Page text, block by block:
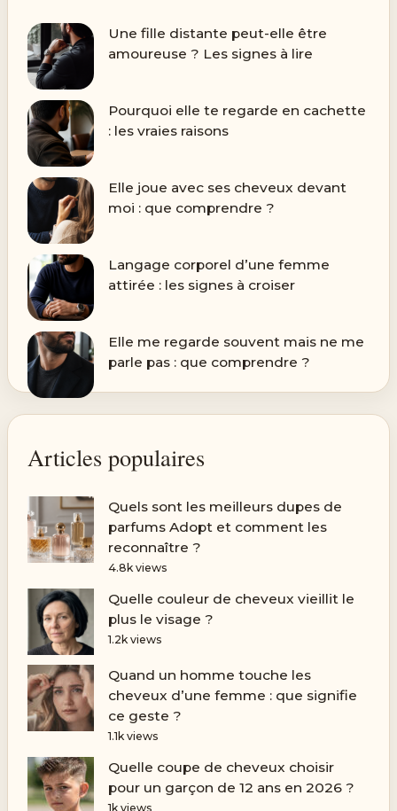
Une fille distante peut-elle être
amoureuse ? Les signes à lire
Pourquoi elle te regarde en cachette
: les vraies raisons
Elle joue avec ses cheveux devant
moi : que comprendre ?
Langage corporel d’une femme
attirée : les signes à croiser
Elle me regarde souvent mais ne me
parle pas : que comprendre ?
Articles populaires
Quels sont les meilleurs dupes de
parfums Adopt et comment les
reconnaître ?
4.8k views
Quelle couleur de cheveux vieillit le
plus le visage ?
1.2k views
Quand un homme touche les
cheveux d’une femme : que signifie
ce geste ?
1.1k views
Quelle coupe de cheveux choisir
pour un garçon de 12 ans en 2026 ?
1k views